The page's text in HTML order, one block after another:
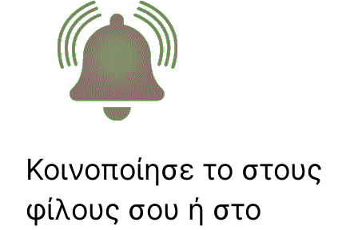
Κοινοποίησε το στους
φίλους σου ή στο